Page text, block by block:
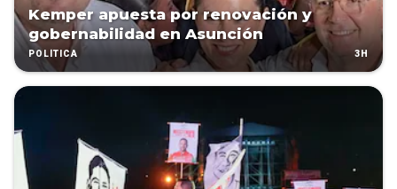
Kemper apuesta por renovación y
gobernabilidad en Asunción
POLÍTICA 3H